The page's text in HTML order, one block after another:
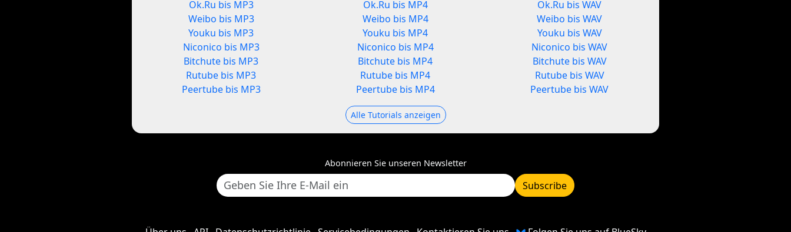
Ok.Ru bis MP3
Weibo bis MP3
Youku bis MP3
Niconico bis MP3
Bitchute bis MP3
Rutube bis MP3
Peertube bis MP3
Ok.Ru bis MP4
Weibo bis MP4
Youku bis MP4
Niconico bis MP4
Bitchute bis MP4
Rutube bis MP4
Peertube bis MP4
Ok.Ru bis WAV
Weibo bis WAV
Youku bis WAV
Niconico bis WAV
Bitchute bis WAV
Rutube bis WAV
Peertube bis WAV
Alle Tutorials anzeigen
Abonnieren Sie unseren Newsletter
Subscribe